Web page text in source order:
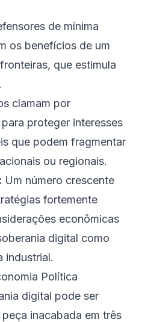
de mínima
os benefícios de um
que estimula
clamam por
proteger interesses
que podem fragmentar
ou regionais.
Um número crescente
fortemente
econômicas
digital como
industrial.
Política
digital pode ser
inacabada em três